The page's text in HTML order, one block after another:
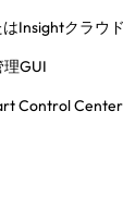
Insightクラウ
GUI
Control